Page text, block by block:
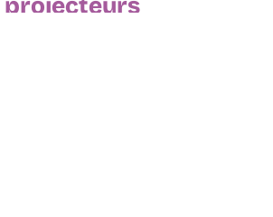
projecteurs